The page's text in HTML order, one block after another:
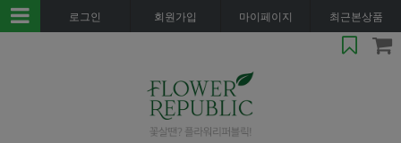
로그인 회원가입 마이페이지 최근본상품